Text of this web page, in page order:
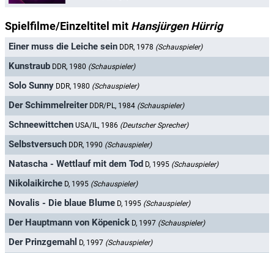
Spielfilme/Einzeltitel mit Hansjürgen Hürrig
Einer muss die Leiche sein DDR, 1978 (Schauspieler)
Kunstraub DDR, 1980 (Schauspieler)
Solo Sunny DDR, 1980 (Schauspieler)
Der Schimmelreiter DDR/PL, 1984 (Schauspieler)
Schneewittchen USA/IL, 1986 (Deutscher Sprecher)
Selbstversuch DDR, 1990 (Schauspieler)
Natascha - Wettlauf mit dem Tod D, 1995 (Schauspieler)
Nikolaikirche D, 1995 (Schauspieler)
Novalis - Die blaue Blume D, 1995 (Schauspieler)
Der Hauptmann von Köpenick D, 1997 (Schauspieler)
Der Prinzgemahl D, 1997 (Schauspieler)